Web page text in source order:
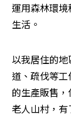
運用森林環
生活。
以我居住的
道、疏伐等
的生產販售
老人山村，有